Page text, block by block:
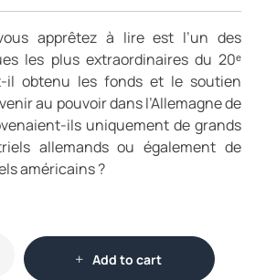
apprêtez à lire est l’un des
les plus extraordinaires du 20ᵉ
il obtenu les fonds et le soutien
au pouvoir dans l’Allemagne de
ils uniquement de grands
allemands ou également de
américains ?
Add to cart